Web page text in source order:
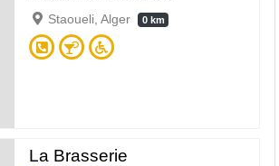
Staoueli, Alger
0 km
La Brasserie